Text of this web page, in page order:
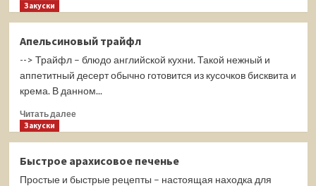
хлебцы
с
семечками
Закуски
Апельсиновый трайфл
--> Трайфл – блюдо английской кухни. Такой нежный и
аппетитный десерт обычно готовится из кусочков бисквита и
крема. В данном...
Читать далееПрочитать
трайфл
Закуски
Быстрое арахисовое печенье
Простые и быстрые рецепты – настоящая находка для